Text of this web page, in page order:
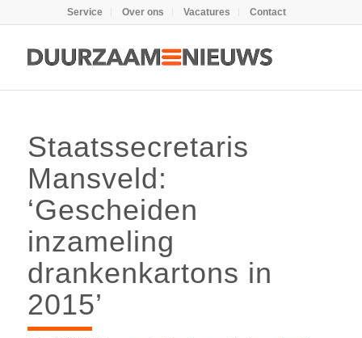
Service Over ons Vacatures Contact
Staatssecretaris
Mansveld:
‘Gescheiden
inzameling
drankenkartons in
2015’